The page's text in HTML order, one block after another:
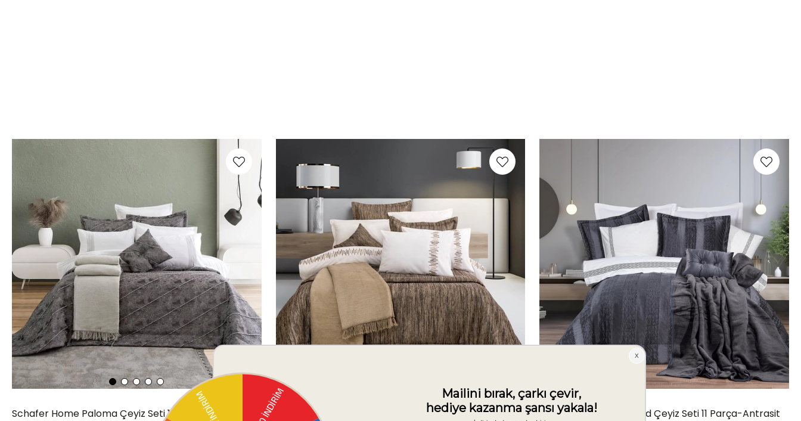
Schafer Home Paloma Çeyiz Seti 11 Parça-Gri
Schafer Home Macro Çeyiz Seti 11 Parça-Gold
Schafer Home Diamond Çeyiz Seti 11 Parça-Antrasit